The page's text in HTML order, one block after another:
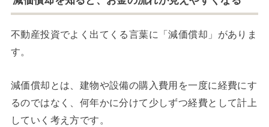
不動産投資でよく出てくる言葉に「減価償却」がありま
す。
減価償却とは、建物や設備の購入費用を一度に経費にす
るのではなく、何年かに分けて少しずつ経費として計上
していく考え方です。